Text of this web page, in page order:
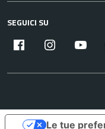
SEGUICI SU
Facebook Instagram
Le tue